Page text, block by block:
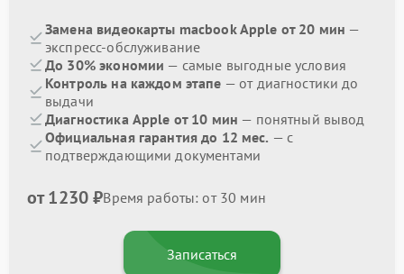
Замена видеокарты macbook Apple от 20 мин —
экспресс-обслуживание
До 30% экономии — самые выгодные условия
Контроль на каждом этапе — от диагностики до
выдачи
Диагностика Apple от 10 мин — понятный вывод
Официальная гарантия до 12 мес. — с
подтверждающими документами
от 1230 ₽Время работы: от 30 мин
Записаться